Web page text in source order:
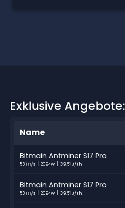
Exklusive Angebote:
Name
Bitmain Antminer S17 Pro
53TH/s 2094W 39.51 J/Th
Bitmain Antminer S17 Pro
53TH/s 2094W 39.51 J/Th